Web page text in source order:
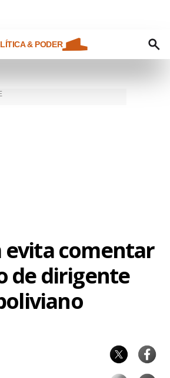
& PODER
comentar
de dirigente